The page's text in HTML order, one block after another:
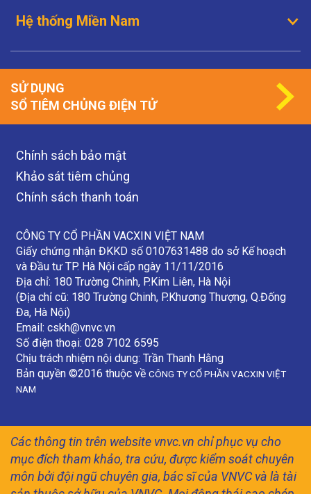
Hệ thống Miền Nam
Chính sách bảo mật
Khảo sát tiêm chủng
Chính sách thanh toán
CÔNG TY CỔ PHẦN VACXIN VIỆT NAM
Giấy chứng nhận ĐKKD số 0107631488 do sở Kế hoạch
và Đầu tư TP. Hà Nội cấp ngày 11/11/2016
Địa chỉ: 180 Trường Chinh, P.Kim Liên, Hà Nội
(Địa chỉ cũ: 180 Trường Chinh, P.Khương Thượng, Q.Đống
Đa, Hà Nội)
Email: cskh@vnvc.vn
Số điện thoại: 028 7102 6595
Chịu trách nhiệm nội dung: Trần Thanh Hằng
Bản quyền ©2016 thuộc về CÔNG TY CỔ PHẦN VACXIN VIỆT
NAM
SỬ DỤNG
SỔ TIÊM CHỦNG ĐIỆN TỬ
Các thông tin trên website vnvc.vn chỉ phục vụ cho
mục đích tham khảo, tra cứu, được kiểm soát chuyên
môn bởi đội ngũ chuyên gia, bác sĩ của VNVC và là tài